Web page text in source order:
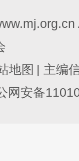
地图 | 主编
网安备